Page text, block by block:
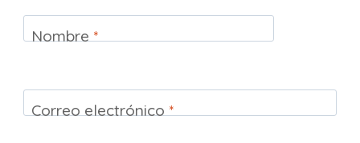
Nombre *
Correo electrónico *